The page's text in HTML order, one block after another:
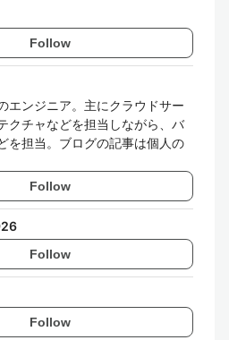
Follow
エンジニア。主にクラウドサー
クチャなどを担当しながら、バ
を担当。ブログの記事は個人の
Follow
Follow
Follow